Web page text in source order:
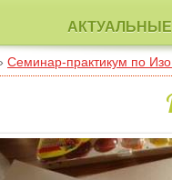
Семинар-практикум по